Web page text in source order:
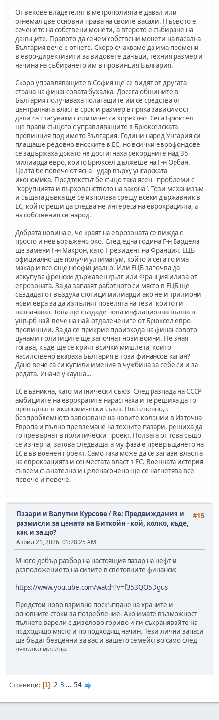
От векове владетелят в метрополията е давал или
отнемал две основни права на своите васали. Първото е
сеченето на собствени монети, а второто е събиране на
данъците. Правото да сечем собствени монети на васална
България вече е отнето. Скоро очакваме да има промени
в евро-директивити за видовете данъци, техния размер и
начина на събирането им в провинция България.
Скоро управляващите в София ще се видят от другата
страна на финансовата бухалка. Досега общините в
България получаваха полагащите им се средства от
централната власт в срок и размер в пряка зависимост
дали са гласували политически коректно. Сега Брюксел
ще прави същото с управляващите в Брюкселската
провинция под името България. Години наред Унгария си
плащаше редовно вноските в ЕС, но всички еврофондове
се задържаха докато не достигнаха рекордните над 35
милиарда евро, които Брюксел дължеше на Г-н Орбан.
Целта бе повече от ясна - удар върху унгарската
икономика. Предтекстът бе също така ясен - проблеми с
"корупцията и върховенството на закона". Този механизъм
и същата дъвка ще се използва срещу всеки държавник в
ЕС, който реши да следва не интереса на еврокрацията, а
на собствения си народ.
Добрата новина е, че краят на еврозоната се вижда с
просто и невъоръжено око. След една година Г-н Бардела
ще замени Г-н Макрон, като Президент на Франция. ЕЦБ
официално ще получи ултиматум, който и сега го има
макар и все още неофициално. Или ЕЦБ започва да
изкупува френски държавен дълг или Франция илиза от
еврозоната. За да запазят работното си място в ЕЦБ ще
създадат от въздуха стотици милиарди ако не и трилиони
нови евра за да изпълнят повелята на тези, които ги
назначават. Това ще създаде нова инфлационна вълна в
ущърб най-вече на най-отдалечените от Брюксел евро-
провинции. За да се прикрие произхода на финансовото
цунами политиците ще започнат нови войни. Не зная
тогава, къде ще се крият всички мишлета, които
насилствено вкараха България в този финансов капан?
Дано вече са си купили имения в чужбина за себе си и за
родата. Иначе у кауша...
ЕС възникна, като митнически съюз. След разпада на СССР
амбициите на еврократите нарастнаха и те решиха да го
превърнат в икономически съюз. Постепенно, с
безпроблемното завоюване на новите колонии в Източна
Европа и пълно превземане на техните пазари, решиха да
го превърнат в политически проект. Ползата от това също
се изчерпа, затова следващата му фаза е превръщането на
ЕС във военен проект. Само така може да се запази властта
на еврокрацията и сенчестата власт в ЕС. Военната истерия
съвсем съзнателно и целенасочено ще се нагнетява все
повече и повече.
#15
Пазари и Валутни Курсове/ Re: Предвиждания и
размисли за цената на Биткойн - кой, колко, къде,
как и защо?
Април 21, 2026, 01:28:25 AM
Много добър разбор на настоящия пазар на нефт и
разположението на силите в световните финанси:
https://www.youtube.com/watch?v=f353QO5Dgus
Предстои ново взривно поскъпване на храните и
основните стоки за потребление. Ако имате възможност
пълнете варели с дизелово гориво и ги съхранявайте на
подходящо място и по подходящ начин. Тези лични запаси
ще бъдат безценни за вас и вашето семейство само след
няколко месеца.
Страници 1 2 3 ... 54